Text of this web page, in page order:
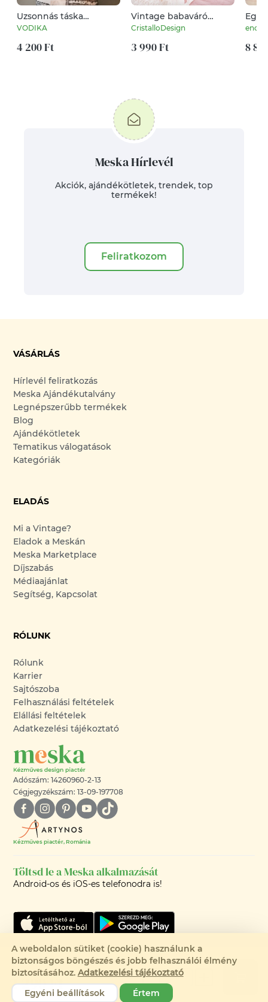
2 290 Ft
Uzsonnás táska
szétdobált kotta
VODIKA
4 200 Ft
Vintage babaváró
mérföldkő
kártyacsomag, baba
box (19 db)
CristalloDesign
3 990 Ft
is.
8
Meska Hírlevél
Akciók, ajándékötletek, trendek, top
termékek!
Feliratkozom
VÁSÁRLÁS
Hírlevél feliratkozás
Meska Ajándékutalvány
Legnépszerűbb termékek
Blog
Ajándékötletek
Tematikus válogatások
Kategóriák
ELADÁS
Mi a Vintage?
Eladok a Meskán
Meska Marketplace
Díjszabás
Médiaajánlat
Segítség, Kapcsolat
RÓLUNK
Rólunk
Karrier
Sajtószoba
Felhasználási feltételek
Elállási feltételek
Adatkezelési tájékoztató
Adószám: 14260960-2-13
Cégjegyzékszám: 13-09-197708
Kézműves piactér, Románia
Töltsd le a Meska alkalmazását
Android-os és iOS-es telefonodra is!
©2008-2026 - MESKA.HU -
MINDEN JOG FENNTARTVA!
A weboldalon sütiket (cookie) használunk a
biztonságos böngészés és jobb felhasználói élmény
biztosításához. Adatkezelési tájékoztató
Egyéni beállítások
Értem